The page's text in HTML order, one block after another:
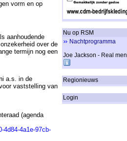
vorm en op
aanhoudende
over de
termijn nog een
a.s. in de
vaststelling van
(agenda
4d84-4a1e-97cb-
Nu op RSM
Nachtprogramma
Joe Jackson - Real men
Regionieuws
Login